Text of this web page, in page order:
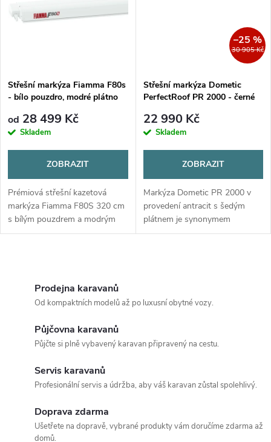
ů
ů
Střešní markýza Fiamma F80s
- bílo pouzdro, modré plátno
od 28 499 Kč
Skladem
ZOBRAZIT
Prémiová střešní kazetová
markýza Fiamma F80S 320 cm
s bílým pouzdrem a modrým
plátnem Royal Blue. Trojitá
30 905 Kč
–25 %
Střešní markýza Dometic
PerfectRoof PR 2000 - černé
22 990 Kč
Skladem
ZOBRAZIT
Markýza Dometic PR 2000 v
provedení antracit s šedým
plátnem je synonymem
kompaktnosti, nízké hmotnosti
Prodejna karavanů
Od kompaktních modelů až po luxusní obytné vozy.
Půjčovna karavanů
Půjčte si plně vybavený karavan připravený na cestu.
Servis karavanů
Profesionální servis a údržba, aby váš karavan zůstal spolehlivý.
Doprava zdarma
Ušetřete na dopravě, vybrané produkty vám doručíme zdarma až
domů.